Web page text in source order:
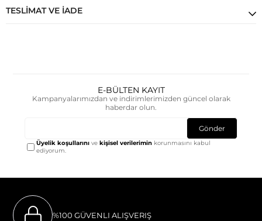
TESLIMAT VE İADE
E-BÜLTEN KAYIT
Kampanyalarımızdan ve indirimlerimizden güncel olarak
haberdar olun.
Gönder
Üyelik koşullarını vekişisel verilerimin korunmasını kabul
ediyorum.
%100 GÜVENLI ALIŞVERIŞ